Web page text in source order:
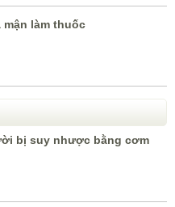
làm thuốc
bị suy nhược bằng cơm